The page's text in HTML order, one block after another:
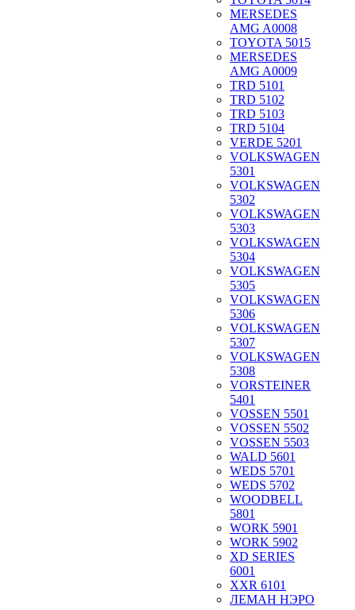
MERSEDES
AMG A0008
TOYOTA 5015
MERSEDES
AMG A0009
TRD 5101
TRD 5102
TRD 5103
TRD 5104
VERDE 5201
VOLKSWAGEN
5301
VOLKSWAGEN
5302
VOLKSWAGEN
5303
VOLKSWAGEN
5304
VOLKSWAGEN
5305
VOLKSWAGEN
5306
VOLKSWAGEN
5307
VOLKSWAGEN
5308
VORSTEINER
5401
VOSSEN 5501
VOSSEN 5502
VOSSEN 5503
WALD 5601
WEDS 5701
WEDS 5702
WOODBELL
5801
WORK 5901
WORK 5902
XD SERIES
6001
XXR 6101
ЛЕМАН НЭРО